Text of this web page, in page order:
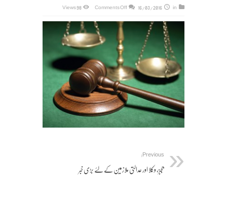
in
16/03/2016
Comments Off
on
scales-
of-
justice-
gavel_4
98 Views
Previous:
ججبز، وکلا اور عدالتی ملازمین کے لئے بڑی خبر